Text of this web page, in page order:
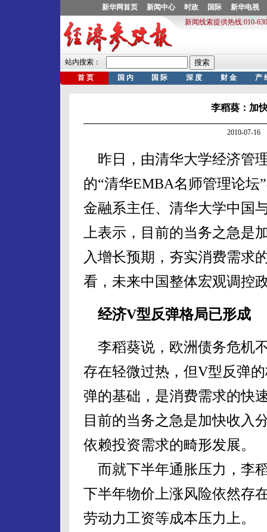
李稻葵：加
2010-07-16
昨日，由清华大学经济管
的“清华EMBA名师管理论
金融系主任、清华大学中国
上表示，目前的当务之急是
入增长预期，夯实消费需求
看，未来中国整体宏观调控
经济V型反弹格局已形成
李稻葵说，欧洲债务危机
存在轻微过热，但V型反弹
弹的基础，是消费需求的快
目前的当务之急是加快收入
依赖投资需求的畸形发展。
而就下半年通胀压力，李
下半年物价上涨风险依然存
劳动力工资等成本压力上。